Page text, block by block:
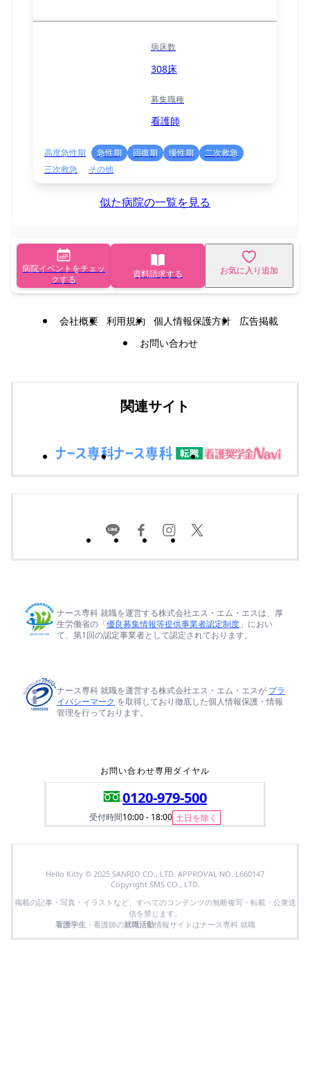
病床数
308床
募集職種
看護師
高度急性期 急性期 回復期 慢性期
二次救急
三次救急
その他
似た病院の一覧を見る
病院イベントをチェッ
クする
資料請求する お気に入り追加
会社概要 利用規約 個人情報保護方針
広告掲載
お問い合わせ
関連サイト
ナース専科 就職を運営する株式会社エス・エム・エスは、厚
生労働省の「優良募集情報等提供事業者認定制度 」におい
て、第1回の認定事業者として認定されております。
ナース専科 就職を運営する株式会社エス・エム・エスが プラ
イバシーマーク を取得しており徹底した個人情報保護・情報
管理を行っております。
お問い合わせ専用ダイヤル
0120-979-500
受付時間10:00 - 18:00 土日を除く
Hello Kitty © 2025 SANRIO CO., LTD. APPROVAL NO. L660147
Copyright SMS CO., LTD.
掲載の記事・写真・イラストなど、すべてのコンテンツの無断複写・転載・公衆送
信を禁じます。
看護学生 ・看護師の就職活動情報サイトはナース専科 就職